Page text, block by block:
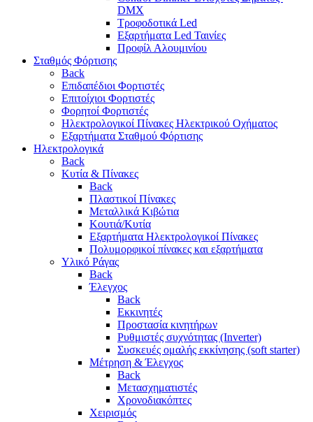
DMX
Τροφοδοτικά Led
Εξαρτήματα Led Ταινίες
Προφίλ Αλουμινίου
Σταθμός Φόρτισης
Back
Επιδαπέδιοι Φορτιστές
Επιτoίχιοι Φορτιστές
Φορητοί Φορτιστές
Ηλεκτρολογικοί Πίνακες Ηλεκτρικού Οχήματος
Εξαρτήματα Σταθμού Φόρτισης
Ηλεκτρολογικά
Back
Κυτία & Πίνακες
Back
Πλαστικοί Πίνακες
Μεταλλικά Κιβώτια
Κουτιά/Κυτία
Εξαρτήματα Ηλεκτρολογικοί Πίνακες
Πολυμορφικοί πίνακες και εξαρτήματα
Υλικό Ράγας
Back
Έλεγχος
Back
Εκκινητές
Προστασία κινητήρων
Ρυθμιστές συχνότητας (Inverter)
Συσκευές ομαλής εκκίνησης (soft starter)
Μέτρηση & Έλεγχος
Back
Μετασχηματιστές
Χρονοδιακόπτες
Χειρισμός